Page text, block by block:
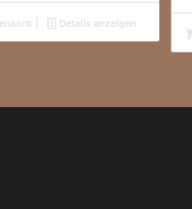
Details anzeigen